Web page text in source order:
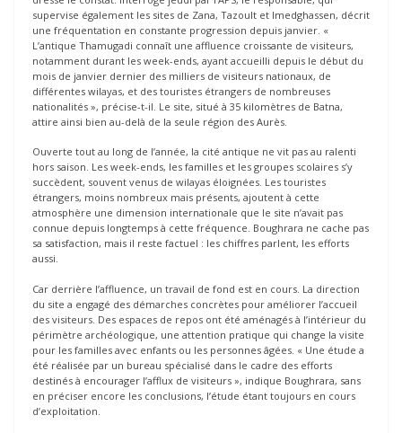
supervise également les sites de Zana, Tazoult et Imedghassen, décrit
une fréquentation en constante progression depuis janvier. «
L’antique Thamugadi connaît une affluence croissante de visiteurs,
notamment durant les week-ends, ayant accueilli depuis le début du
mois de janvier dernier des milliers de visiteurs nationaux, de
différentes wilayas, et des touristes étrangers de nombreuses
nationalités », précise-t-il. Le site, situé à 35 kilomètres de Batna,
attire ainsi bien au-delà de la seule région des Aurès.
Ouverte tout au long de l’année, la cité antique ne vit pas au ralenti
hors saison. Les week-ends, les familles et les groupes scolaires s’y
succèdent, souvent venus de wilayas éloignées. Les touristes
étrangers, moins nombreux mais présents, ajoutent à cette
atmosphère une dimension internationale que le site n’avait pas
connue depuis longtemps à cette fréquence. Boughrara ne cache pas
sa satisfaction, mais il reste factuel : les chiffres parlent, les efforts
aussi.
Car derrière l’affluence, un travail de fond est en cours. La direction
du site a engagé des démarches concrètes pour améliorer l’accueil
des visiteurs. Des espaces de repos ont été aménagés à l’intérieur du
périmètre archéologique, une attention pratique qui change la visite
pour les familles avec enfants ou les personnes âgées. « Une étude a
été réalisée par un bureau spécialisé dans le cadre des efforts
destinés à encourager l’afflux de visiteurs », indique Boughrara, sans
en préciser encore les conclusions, l’étude étant toujours en cours
d’exploitation.